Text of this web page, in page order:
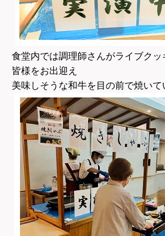
食堂内では調理師さんがライブクッ
皆様をお出迎え
美味しそうな和牛を目の前で焼いて